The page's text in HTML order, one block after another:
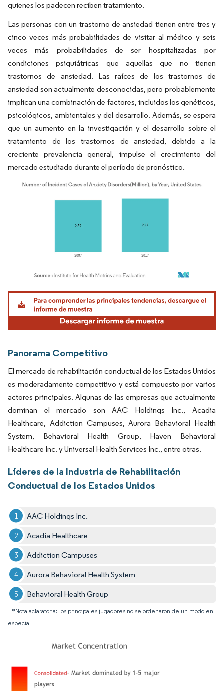
quienes los padecen reciben tratamiento.
Las personas con un trastorno de ansiedad tienen entre tres y
cinco veces más probabilidades de visitar al médico y seis
veces más probabilidades de ser hospitalizadas por
condiciones psiquiátricas que aquellas que no tienen
trastornos de ansiedad. Las raíces de los trastornos de
ansiedad son actualmente desconocidas, pero probablemente
implican una combinación de factores, incluidos los genéticos,
psicológicos, ambientales y del desarrollo. Además, se espera
que un aumento en la investigación y el desarrollo sobre el
tratamiento de los trastornos de ansiedad, debido a la
creciente prevalencia general, impulse el crecimiento del
mercado estudiado durante el período de pronóstico.
Imagen © Mordor Intelligence. El uso requiere atribución según CC BY 4.0.
Panorama Competitivo
El mercado de rehabilitación conductual de los Estados Unidos
es moderadamente competitivo y está compuesto por varios
actores principales. Algunas de las empresas que actualmente
dominan el mercado son AAC Holdings Inc., Acadia
Healthcare, Addiction Campuses, Aurora Behavioral Health
System, Behavioral Health Group, Haven Behavioral
Healthcare Inc. y Universal Health Services Inc., entre otras.
Líderes de la Industria de Rehabilitación
Conductual de los Estados Unidos
AAC Holdings Inc.
Acadia Healthcare
Addiction Campuses
Aurora Behavioral Health System
Behavioral Health Group
*Nota aclaratoria: los principales jugadores no se ordenaron de un modo en
especial